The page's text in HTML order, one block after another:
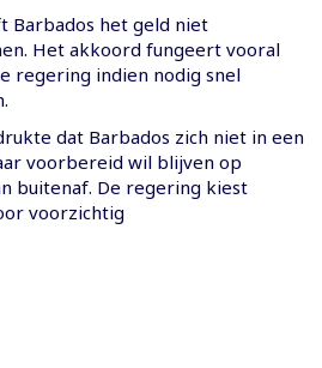
Barbados het geld niet
Het akkoord fungeert vooral
regering indien nodig snel
dat Barbados zich niet in een
voorbereid wil blijven op
buitenaf. De regering kiest
voorzichtig